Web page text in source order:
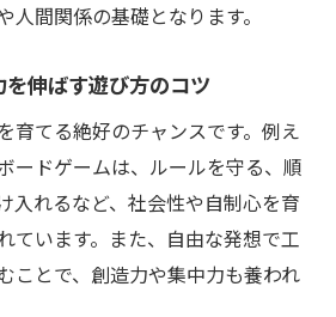
人間関係の基礎となります。
伸ばす遊び方のコツ
育てる絶好のチャンスです。例え
ードゲームは、ルールを守る、順
入れるなど、社会性や自制心を育
ています。また、自由な発想で工
ことで、創造力や集中力も養われ